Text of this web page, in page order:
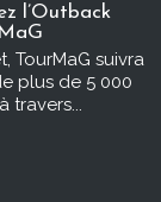
l’Outback
TourMaG suivra
plus de 5 000
travers...